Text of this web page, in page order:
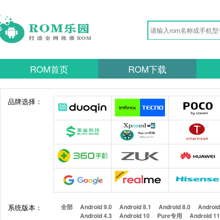
ROM首页 ROM下载
品牌选择：
系统版本： 全部 Android 9.0 Android 8.1 Android 8.0
Android 4.3
Android 10 Pure专用 Android 11